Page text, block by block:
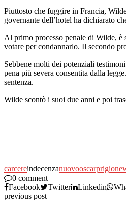
Piuttosto che fuggire in Francia,
governante dell’hotel ha dichiarato
Al primo processo penale di Wilde, è
votare per condannarlo. Il secondo
Sebbene molti dei potenziali
pena più severa consentita dalla
sentenza.
Wilde scontò i suoi due anni e poi
carcereindecenzanuovooscarprigione
0 comment
Facebook
Twitter Linkedin
previous post